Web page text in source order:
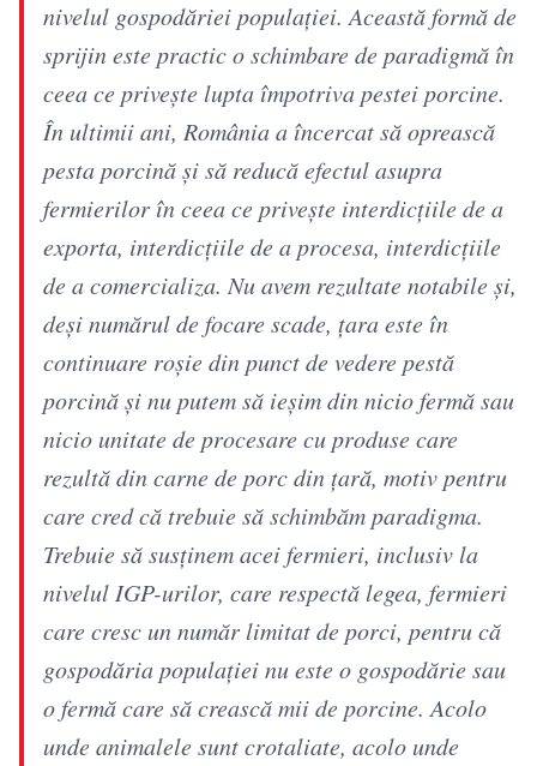
nivelul gospodăriei populaţiei. Această formă de
sprijin este practic o schimbare de paradigmă în
ceea ce priveşte lupta împotriva pestei porcine.
În ultimii ani, România a încercat să oprească
pesta porcină şi să reducă efectul asupra
fermierilor în ceea ce priveşte interdicţiile de a
exporta, interdicţiile de a procesa, interdicţiile
de a comercializa. Nu avem rezultate notabile şi,
deşi numărul de focare scade, ţara este în
continuare roşie din punct de vedere pestă
porcină şi nu putem să ieşim din nicio fermă sau
nicio unitate de procesare cu produse care
rezultă din carne de porc din ţară, motiv pentru
care cred că trebuie să schimbăm paradigma.
Trebuie să susţinem acei fermieri, inclusiv la
nivelul IGP-urilor, care respectă legea, fermieri
care cresc un număr limitat de porci, pentru că
gospodăria populaţiei nu este o gospodărie sau
o fermă care să crească mii de porcine. Acolo
unde animalele sunt crotaliate, acolo unde